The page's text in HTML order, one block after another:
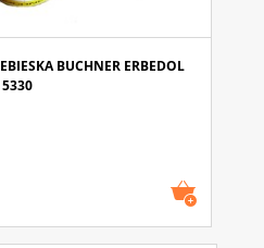
BUCHNER ERBEDOL
5330